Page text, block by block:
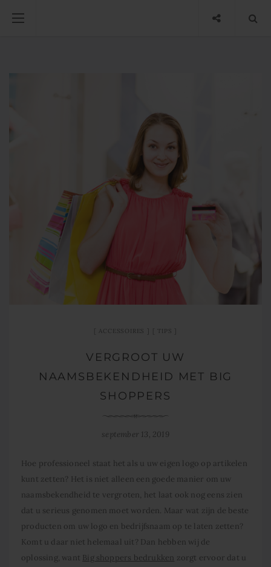
ACCESSOIRES TIPS
VERGROOT UW
NAAMSBEKENDHEID MET BIG
SHOPPERS
september 13, 2019
Hoe professioneel staat het als u uw eigen logo op artikelen
kunt zetten? Het is niet alleen een goede manier om uw
naamsbekendheid te vergroten, het laat ook nog eens zien
dat u serieus genomen moet worden. Maar wat zijn de beste
producten om uw logo en bedrijfsnaam op te laten zetten?
Komt u daar niet helemaal uit? Dan hebben wij de
oplossing, want Big shoppers bedrukken zorgt ervoor dat u